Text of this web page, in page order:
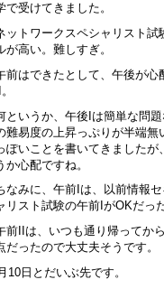
で受けてきました。
ットワークスペシャリスト試
が高い。難しすぎ。
前はできたとして、午後が心
II。
というか、午後Iは簡単な問
難易度の上昇っぷりが半端無
ぽいことを書いてきましたが
か心配ですね。
なみに、午前Iは、以前情報
リスト試験の午前IがOKだっ
前IIは、いつも通り帰ってか
だったので大丈夫そうです。
日とだいぶ先です。